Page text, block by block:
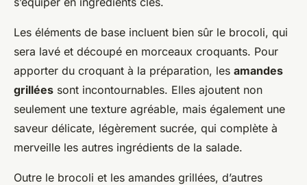
Les éléments de base incluent bien sûr le brocoli, qui
sera lavé et découpé en morceaux croquants. Pour
apporter du croquant à la préparation, les amandes
grillées sont incontournables. Elles ajoutent non
seulement une texture agréable, mais également une
saveur délicate, légèrement sucrée, qui complète à
merveille les autres ingrédients de la salade.
Outre le brocoli et les amandes grillées, d’autres